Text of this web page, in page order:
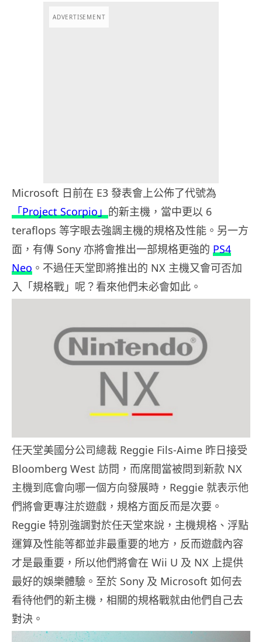
ADVERTISEMENT
Microsoft 日前在 E3 發表會上公佈了代號為
「Project Scorpio」的新主機，當中更以 6
teraflops 等字眼去強調主機的規格及性能。另一方
面，有傳 Sony 亦將會推出一部規格更強的 PS4
Neo 。不過任天堂即將推出的 NX 主機又會可否加
入「規格戰」呢？看來他們未必會如此。
任天堂美國分公司總裁 Reggie Fils-Aime 昨日接受
Bloomberg West 訪問，而席間當被問到新款 NX
主機到底會向哪一個方向發展時，Reggie 就表示他
們將會更專注於遊戲，規格方面反而是次要。
Reggie 特別強調對於任天堂來說，主機規格、浮點
運算及性能等都並非最重要的地方，反而遊戲內容
才是最重要，所以他們將會在 Wii U 及 NX 上提供
最好的娛樂體驗。至於 Sony 及 Microsoft 如何去
看待他們的新主機，相關的規格戰就由他們自己去
對決。